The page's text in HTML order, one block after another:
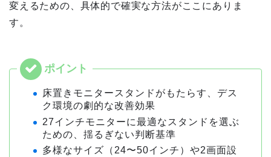
変えるための、具体的で確実な方法がここにありま
す。
床置きモニタースタンドがもたらす、デス
ク環境の劇的な改善効果
27インチモニターに最適なスタンドを選ぶ
ための、揺るぎない判断基準
多様なサイズ（24〜50インチ）や2画面設